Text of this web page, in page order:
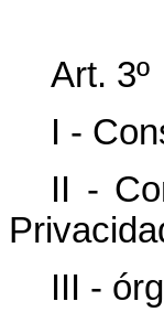
Art.
I -
II -
III -